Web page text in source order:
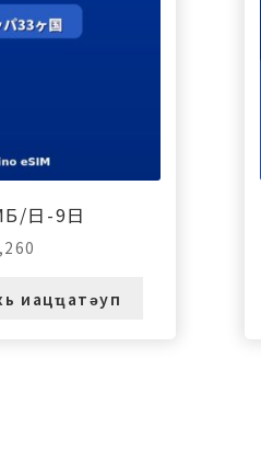
日-9日
иацҵатәуп